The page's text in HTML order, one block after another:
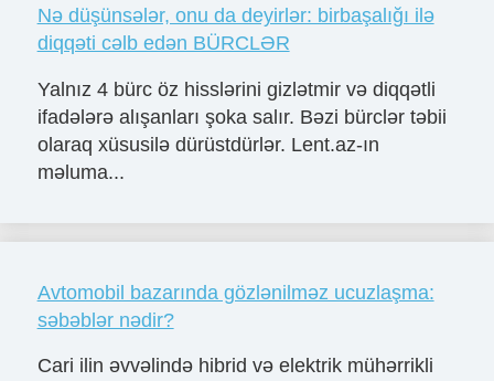
Nə düşünsələr, onu da deyirlər: birbaşalığı ilə
diqqəti cəlb edən BÜRCLƏR
Yalnız 4 bürc öz hisslərini gizlətmir və diqqətli
ifadələrə alışanları şoka salır. Bəzi bürclər təbii
olaraq xüsusilə dürüstdürlər. Lent.az-ın
məluma...
Avtomobil bazarında gözlənilməz ucuzlaşma:
səbəblər nədir?
Cari ilin əvvəlində hibrid və elektrik mühərrikli